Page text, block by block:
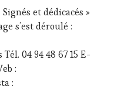
et dédicacés »
s’est déroulé :
04 94 48 67 15 E-
:
: